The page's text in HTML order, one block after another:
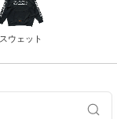
スウェット